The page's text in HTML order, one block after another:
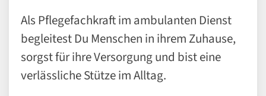
Als Pflegefachkraft im ambulanten Dienst
begleitest Du Menschen in ihrem Zuhause,
sorgst für ihre Versorgung und bist eine
verlässliche Stütze im Alltag.